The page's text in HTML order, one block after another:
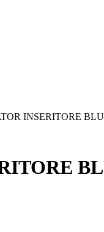
INSERITORE